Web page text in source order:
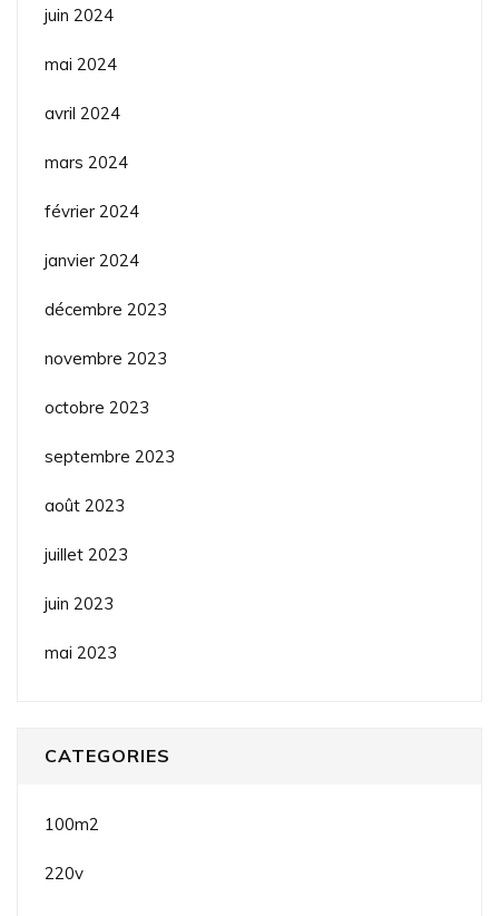
juin 2024
mai 2024
avril 2024
mars 2024
février 2024
janvier 2024
décembre 2023
novembre 2023
octobre 2023
septembre 2023
août 2023
juillet 2023
juin 2023
mai 2023
CATEGORIES
100m2
220v